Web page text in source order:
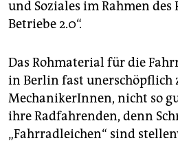
und Soziales im Rahmen des
Betriebe 2.0“.
Das Rohmaterial für die
in Berlin fast unerschöpflich
MechanikerInnen, nicht so
ihre Radfahrenden, denn
„Fahrradleichen“ sind